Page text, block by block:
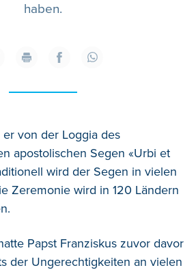
haben.
von der Loggia des
apostolischen Segen «Urbi et
wird der Segen in vielen
Zeremonie wird in 120 Ländern
Papst Franziskus zuvor davor
der Ungerechtigkeiten an vielen